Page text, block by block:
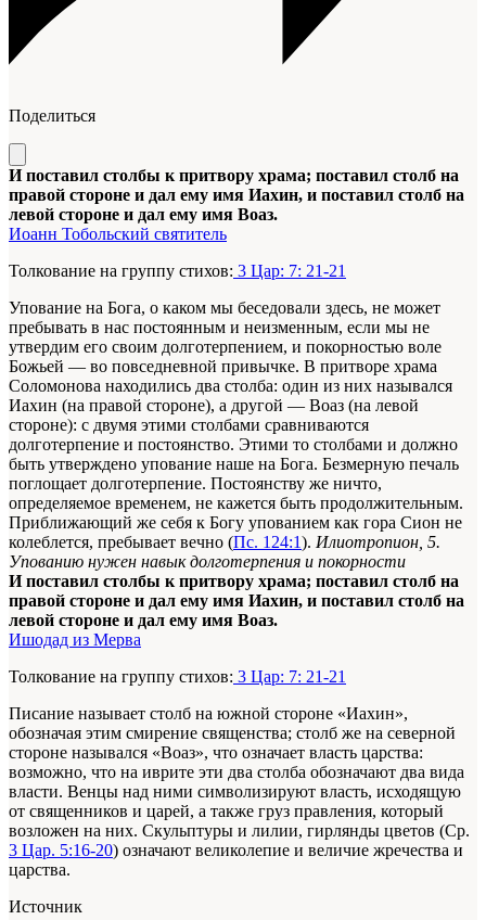
Поделиться
И поставил столбы к притвору храма; поставил столб на
правой стороне и дал ему имя Иахин, и поставил столб на
левой стороне и дал ему имя Воаз.
Иоанн Тобольский святитель
Толкование на группу стихов: 3 Цар: 7: 21-21
Упование на Бога, о каком мы беседовали здесь, не может
пребывать в нас постоянным и неизменным, если мы не
утвердим его своим долготерпением, и покорностью воле
Божьей — во повседневной привычке. В притворе храма
Соломонова находились два столба: один из них назывался
Иахин (на правой стороне), а другой — Воаз (на левой
стороне): с двумя этими столбами сравниваются
долготерпение и постоянство. Этими то столбами и должно
быть утверждено упование наше на Бога. Безмерную печаль
поглощает долготерпение. Постоянству же ничто,
определяемое временем, не кажется быть продолжительным.
Приближающий же себя к Богу упованием как гора Сион не
колеблется, пребывает вечно (Пс. 124:1). Илиотропион, 5.
Упованию нужен навык долготерпения и покорности
И поставил столбы к притвору храма; поставил столб на
правой стороне и дал ему имя Иахин, и поставил столб на
левой стороне и дал ему имя Воаз.
Ишодад из Мерва
Толкование на группу стихов: 3 Цар: 7: 21-21
Писание называет столб на южной стороне «Иахин»,
обозначая этим смирение священства; столб же на северной
стороне назывался «Воаз», что означает власть царства:
возможно, что на иврите эти два столба обозначают два вида
власти. Венцы над ними символизируют власть, исходящую
от священников и царей, а также груз правления, который
возложен на них. Скульптуры и лилии, гирлянды цветов (Ср.
3 Цар. 5:16-20) означают великолепие и величие жречества и
царства.
Источник